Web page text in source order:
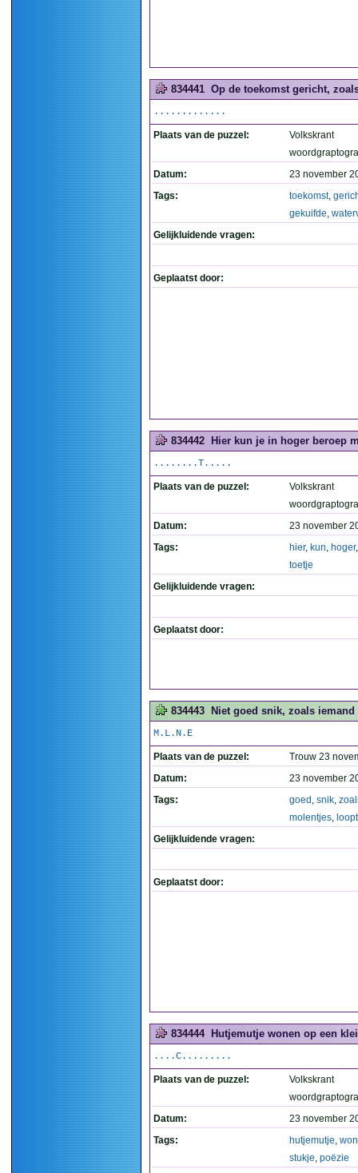
834441 Op de toekomst gericht,
.............
Plaats van de puzzel:
Volkskrant
Datum:
23 november
Tags:
toekomst,
gekuifde,
Gelijkluidende vragen:
Geplaatst door:
834442 Hier kun je in hoger beroep
........T.....
Plaats van de puzzel:
Volkskrant
Datum:
23 november
Tags:
hier, kun, hoger
toetje
Gelijkluidende vragen:
Geplaatst door:
834443 Niet goed snik, zoals
M.L.N.E
Plaats van de puzzel:
Trouw 23
Datum:
23 november
Tags:
goed , snik,
molentjes, loopt
Gelijkluidende vragen:
Geplaatst door:
834444 Hutjemutje wonen op een
....C.........
Plaats van de puzzel:
Volkskrant
Datum:
23 november
Tags:
hutjemutje,
stukje, poëzie